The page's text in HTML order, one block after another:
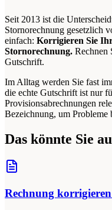
Seit 2013 ist die
Stornorechnung gesetzlich
einfach: Korrigieren Sie
Stornorechnung. Rechnen
Gutschrift.
Im Alltag werden Sie fast
die echte Gutschrift ist nur
Provisionsabrechnungen
Bezeichnung, um Probleme
Das könnte Sie
Rechnung